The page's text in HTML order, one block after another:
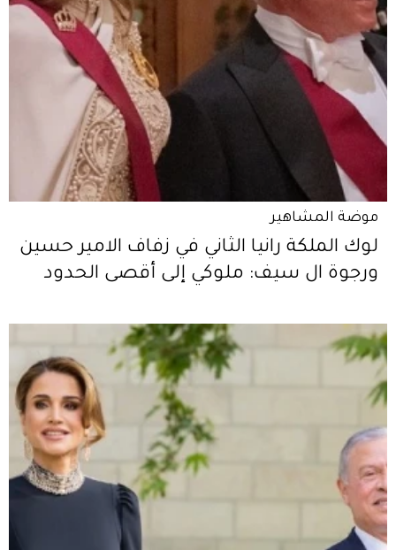
موضة المشاهير
لوك الملكة رانيا الثاني في زفاف الامير حسين
ورجوة ال سيف: ملوكي إلى أقصى الحدود